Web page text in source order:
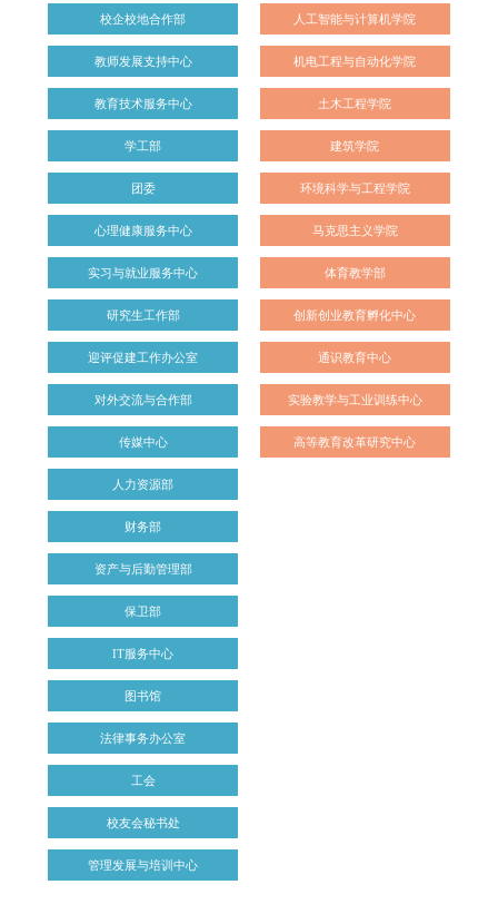
校企校地合作部
教师发展支持中心
教育技术服务中心
学工部
团委
心理健康服务中心
实习与就业服务中心
研究生工作部
迎评促建工作办公室
对外交流与合作部
传媒中心
人力资源部
财务部
资产与后勤管理部
保卫部
IT服务中心
图书馆
法律事务办公室
工会
校友会秘书处
管理发展与培训中心
人工智能与计算机学院
机电工程与自动化学院
土木工程学院
建筑学院
环境科学与工程学院
马克思主义学院
体育教学部
创新创业教育孵化中心
通识教育中心
实验教学与工业训练中心
高等教育改革研究中心